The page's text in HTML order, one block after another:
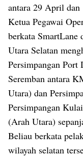
antara 29 April dan
Ketua Pegawai
berkata
Utara Selatan
Persimpangan Port
Seremban antara
Utara) dan
Persimpangan
(Arah Utara)
Beliau berkata
wilayah selatan